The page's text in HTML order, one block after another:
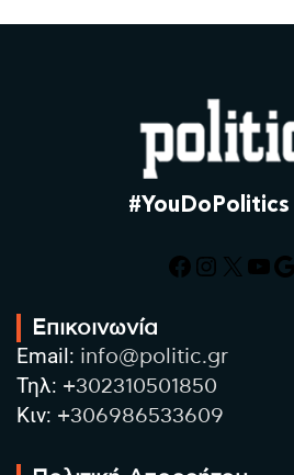
#YouDoPolitics
Facebook
X
Επικοινωνία
Email: info@politic.gr
Τηλ: +302310501850
Κιν: +306986533609